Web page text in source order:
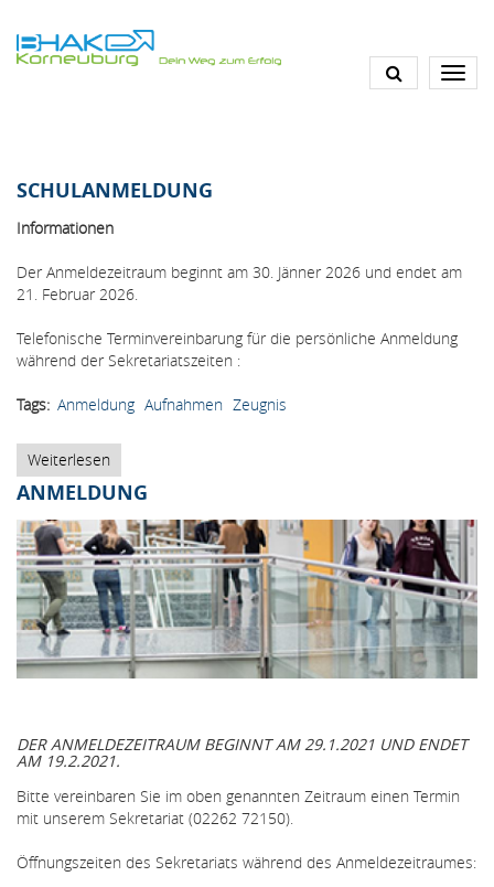
zum
Inhalt
SCHULANMELDUNG
Informationen
Der Anmeldezeitraum beginnt am 30. Jänner 2026 und endet am
21. Februar 2026.
Telefonische Terminvereinbarung für die persönliche Anmeldung
während der Sekretariatszeiten :
Tags Anmeldung Aufnahmen Zeugnis
Weiterlesen
Schulanmeldung
ANMELDUNG
DER ANMELDEZEITRAUM BEGINNT AM 29.1.2021 UND ENDET
AM 19.2.2021.
Bitte vereinbaren Sie im oben genannten Zeitraum einen Termin
mit unserem Sekretariat (02262 72150).
Öffnungszeiten des Sekretariats während des Anmeldezeitraumes: